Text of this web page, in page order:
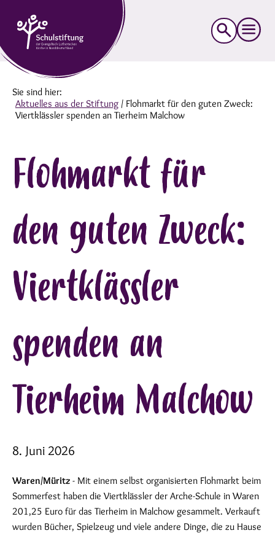
Suche
nach:
Sie sind hier:
Aktuelles aus der Stiftung / Flohmarkt für den guten Zweck:
Viertklässler spenden an Tierheim Malchow
Flohmarkt für
den guten Zweck:
Viertklässler
spenden an
Tierheim Malchow
8. Juni 2026
Waren/Müritz - Mit einem selbst organisierten Flohmarkt beim
Sommerfest haben die Viertklässler der Arche-Schule in Waren
201,25 Euro für das Tierheim in Malchow gesammelt. Verkauft
wurden Bücher, Spielzeug und viele andere Dinge, die zu Hause